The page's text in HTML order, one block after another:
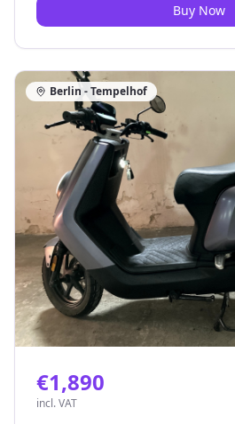
Buy Now
Berlin - Tempelhof
€1,890
incl. VAT